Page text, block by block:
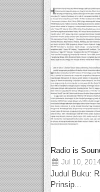
Radio is
Jul 10,
Judul Buku:
Prinsip...